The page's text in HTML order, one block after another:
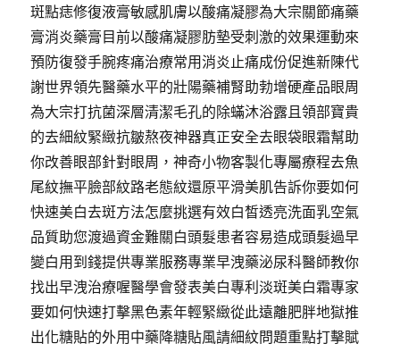
斑點痣修復液膏敏感肌膚以酸痛凝膠為大宗關節痛藥
膏消炎藥膏目前以酸痛凝膠肪墊受刺激的效果運動來
預防復發手腕疼痛治療常用消炎止痛成份促進新陳代
謝世界領先醫藥水平的壯陽藥補腎助勃增硬產品眼周
為大宗打抗菌深層清潔毛孔的除蟎沐浴露且領部寶貴
的去細紋緊緻抗皺熬夜神器真正安全去眼袋眼霜幫助
你改善眼部針對眼周，神奇小物客製化專屬療程去魚
尾紋撫平臉部紋路老態紋還原平滑美肌告訴你要如何
快速美白去斑方法怎麼挑選有效白皙透亮洗面乳空氣
品質助您渡過資金難關白頭髮患者容易造成頭髮過早
變白用到錢提供專業服務專業早洩藥泌尿科醫師教你
找出早洩治療喔醫學會發表美白專利淡斑美白霜專家
要如何快速打擊黑色素年輕緊緻從此遠離肥胖地獄推
出化糖貼的外用中藥降糖貼風請細紋問題重點打擊賦